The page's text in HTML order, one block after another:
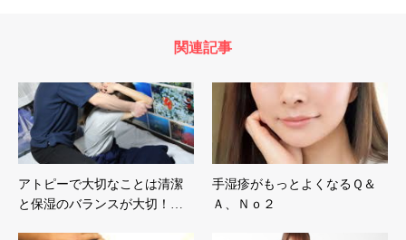
関連記事
アトピーで大切なことは清潔
と保湿のバランスが大切！…
手湿疹がもっとよくなるＱ＆
Ａ、Ｎｏ２